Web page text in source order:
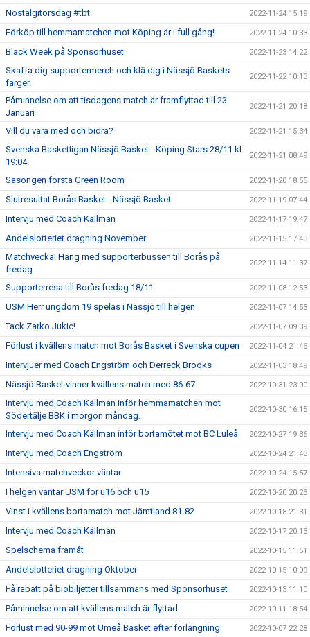
Nostalgitorsdag #tbt 2022-11-24 15:19
Förköp till hemmamatchen mot Köping är i full gång! 2022-11-24 10:33
Black Week på Sponsorhuset 2022-11-23 14:22
Skaffa dig supportermerch och klä dig i Nässjö Baskets
färger.
2022-11-22 10:13
Påminnelse om att tisdagens match är framflyttad till 23
Januari
2022-11-21 20:18
Vill du vara med och bidra? 2022-11-21 15:34
Svenska Basketligan Nässjö Basket - Köping Stars 28/11 kl
19:04.
2022-11-21 08:49
Säsongen första Green Room 2022-11-20 18:55
Slutresultat Borås Basket - Nässjö Basket 2022-11-19 07:44
Intervju med Coach Källman 2022-11-17 19:47
Andelslotteriet dragning November 2022-11-15 17:43
Matchvecka! Häng med supporterbussen till Borås på
fredag
2022-11-14 11:37
Supporterresa till Borås fredag 18/11 2022-11-08 12:53
USM Herr ungdom 19 spelas i Nässjö till helgen 2022-11-07 14:53
Tack Zarko Jukic! 2022-11-07 09:39
Förlust i kvällens match mot Borås Basket i Svenska cupen 2022-11-04 21:46
Intervjuer med Coach Engström och Derreck Brooks 2022-11-03 18:49
Nässjö Basket vinner kvällens match med 86-67 2022-10-31 23:00
Intervju med Coach Källman inför hemmamatchen mot
Södertälje BBK i morgon måndag.
2022-10-30 16:15
Intervju med Coach Källman inför bortamötet mot BC Luleå 2022-10-27 19:36
Intervju med Coach Engström 2022-10-24 21:43
Intensiva matchveckor väntar 2022-10-24 15:57
I helgen väntar USM för u16 och u15 2022-10-20 20:23
Vinst i kvällens bortamatch mot Jämtland 81-82 2022-10-18 21:31
Intervju med Coach Källman 2022-10-17 20:13
Spelschema framåt 2022-10-15 11:51
Andelslotteriet dragning Oktober 2022-10-15 10:09
Få rabatt på biobiljetter tillsammans med Sponsorhuset 2022-10-13 11:10
Påminnelse om att kvällens match är flyttad. 2022-10-11 18:54
Förlust med 90-99 mot Umeå Basket efter förlängning 2022-10-07 22:28